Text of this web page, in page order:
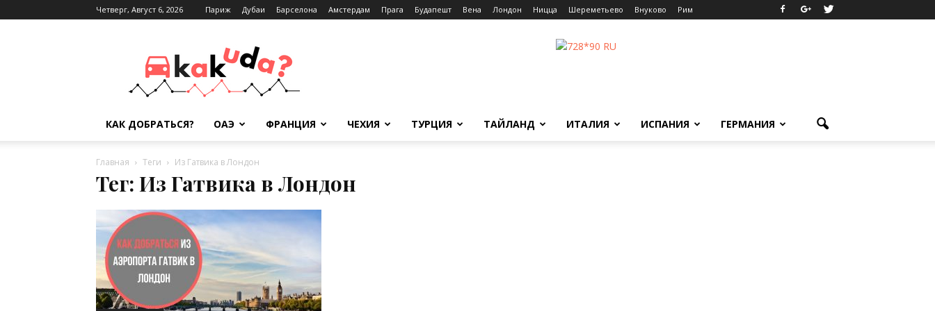
Четверг, Август 6, 2026 Париж Дубаи Барселона Амстердам Прага Будапешт Вена Лондон Ницца Шереметьево Внуково Рим
kuda.info
КАК ДОБРАТЬСЯ? ОАЭ ФРАНЦИЯ ЧЕХИЯ ТУРЦИЯ ТАЙЛАНД ИТАЛИЯ ИСПАНИЯ ГЕРМАНИЯ
Главная Теги Из Гатвика в Лондон
Тег: Из Гатвика в Лондон